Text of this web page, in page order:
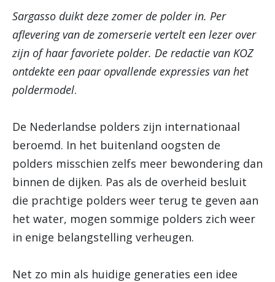
Sargasso duikt deze zomer de polder in. Per
aflevering van de zomerserie vertelt een lezer over
zijn of haar favoriete polder. De redactie van KOZ
ontdekte een paar opvallende expressies van het
poldermodel.
De Nederlandse polders zijn internationaal
beroemd. In het buitenland oogsten de
polders misschien zelfs meer bewondering dan
binnen de dijken. Pas als de overheid besluit
die prachtige polders weer terug te geven aan
het water, mogen sommige polders zich weer
in enige belangstelling verheugen.
Net zo min als huidige generaties een idee